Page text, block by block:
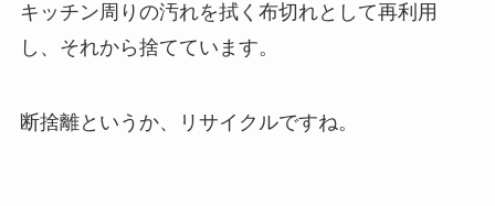
キッチン周りの汚れを拭く布切れとして再利用
し、それから捨てています。
断捨離というか、リサイクルですね。